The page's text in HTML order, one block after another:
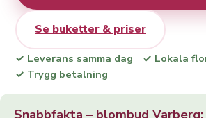
Se buketter & priser
✓ Leverans samma dag
✓ Lokala
✓ Trygg betalning
Snabbfakta – blombud Varberg: